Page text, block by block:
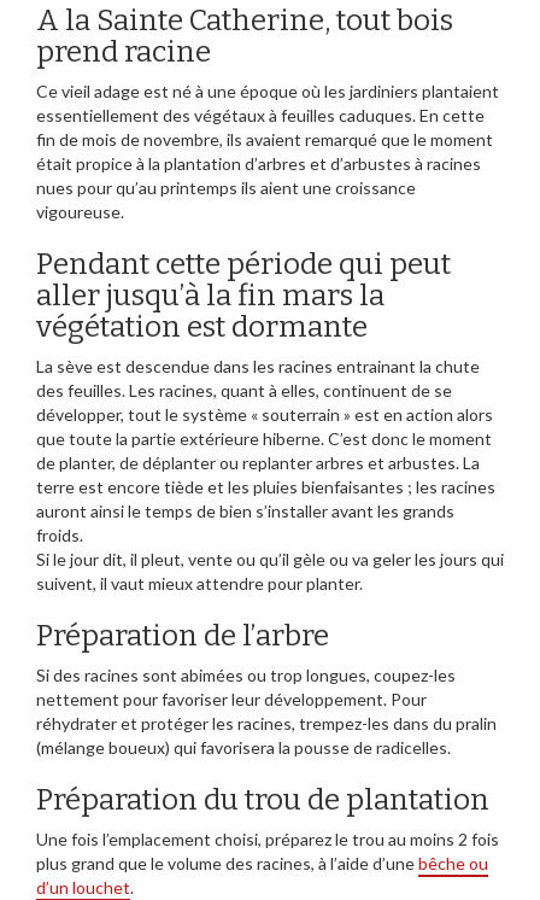
A la Sainte Catherine, tout bois
prend racine
Ce vieil adage est né à une époque où les jardiniers plantaient
essentiellement des végétaux à feuilles caduques. En cette
fin de mois de novembre, ils avaient remarqué que le moment
était propice à la plantation d’arbres et d’arbustes à racines
nues pour qu’au printemps ils aient une croissance
vigoureuse.
Pendant cette période qui peut
aller jusqu’à la fin mars la
végétation est dormante
La sève est descendue dans les racines entrainant la chute
des feuilles. Les racines, quant à elles, continuent de se
développer, tout le système « souterrain » est en action alors
que toute la partie extérieure hiberne. C’est donc le moment
de planter, de déplanter ou replanter arbres et arbustes. La
terre est encore tiède et les pluies bienfaisantes ; les racines
auront ainsi le temps de bien s’installer avant les grands
froids.
Si le jour dit, il pleut, vente ou qu’il gèle ou va geler les jours qui
suivent, il vaut mieux attendre pour planter.
Préparation de l’arbre
Si des racines sont abimées ou trop longues, coupez-les
nettement pour favoriser leur développement. Pour
réhydrater et protéger les racines, trempez-les dans du pralin
(mélange boueux) qui favorisera la pousse de radicelles.
Préparation du trou de plantation
Une fois l’emplacement choisi, préparez le trou au moins 2 fois
plus grand que le volume des racines, à l’aide d’unebêche ou
d’un louchet.